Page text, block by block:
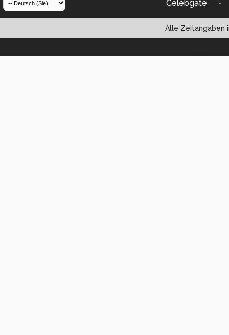
Celebgate -
Alle Zeitangaben